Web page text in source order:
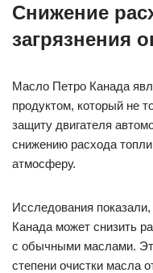
Снижение
загрязнения
Масло Петро Канада
продуктом, который не
защиту двигателя
снижению расхода
атмосферу.
Исследования
Канада может снизить
с обычными маслами.
степени очистки масла